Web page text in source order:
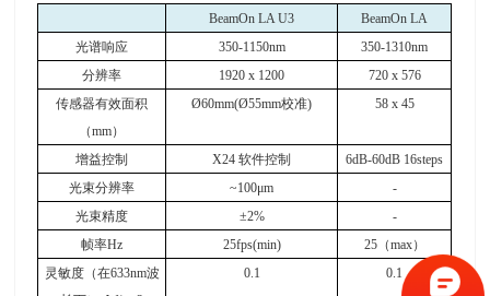
BeamOn LA U3
BeamOn LA
光谱响应
350-1150nm
350-1310nm
分辨率
1920 x 1200
720 x 576
传感器有效面积
（mm）
Ø60mm(Ø55mm校准) 58 x 45
增益控制 X24软件控制
6dB-60dB 16steps
光束分辨率
~100μm
-
光束精度
±2%
-
帧率Hz 25fps(min) 25（max）
灵敏度（在633nm波
0.1 0.1